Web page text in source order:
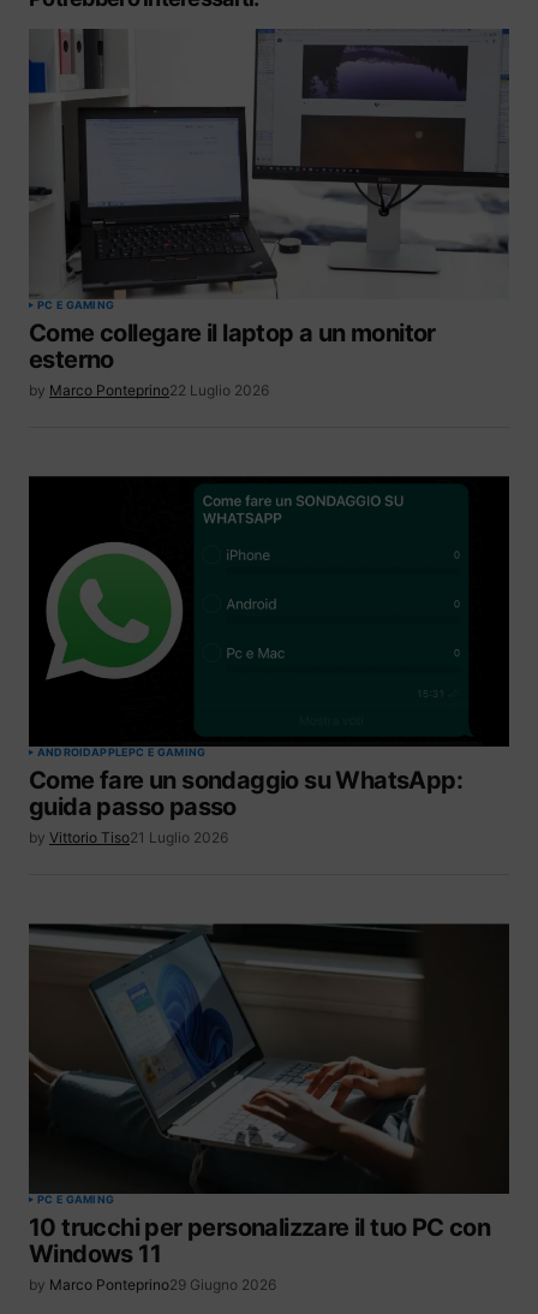
PC E GAMING
Come collegare il laptop a un monitor
esterno
by Marco Ponteprino22 Luglio 2026
ANDROIDAPPLEPC E GAMING
Come fare un sondaggio su WhatsApp:
guida passo passo
by Vittorio Tiso21 Luglio 2026
PC E GAMING
10 trucchi per personalizzare il tuo PC con
Windows 11
by Marco Ponteprino29 Giugno 2026